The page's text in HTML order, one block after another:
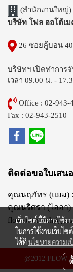
(สำนักงานใหญ่)
บริษัท โฟล ออโต้เ
26 ซอยคู้บอน
บริษัทฯ เปิดทำการ
เวลา 09.00 น. -
Office : 02-943-
Fax : 02-943-2510
ติดต่อขอใบเสน
คุณนฤภัทร (แยม) :
คุณนริศรา (ไลลา) :
@2012 FLOW
เว็บไซต์นี้มีการใช้
ในการใช้งานเว็บไ
ได้ที่นโยบายความ